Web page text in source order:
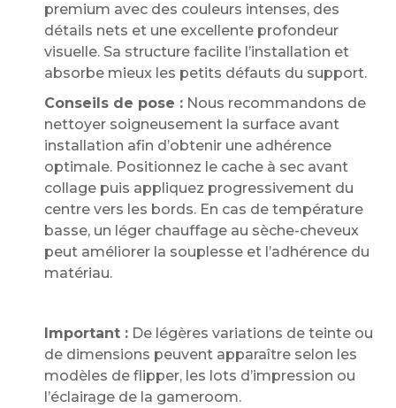
premium avec des couleurs intenses, des
détails nets et une excellente profondeur
visuelle. Sa structure facilite l’installation et
absorbe mieux les petits défauts du support.
Conseils de pose : Nous recommandons de
nettoyer soigneusement la surface avant
installation afin d’obtenir une adhérence
optimale. Positionnez le cache à sec avant
collage puis appliquez progressivement du
centre vers les bords. En cas de température
basse, un léger chauffage au sèche-cheveux
peut améliorer la souplesse et l’adhérence du
matériau.
Important : De légères variations de teinte ou
de dimensions peuvent apparaître selon les
modèles de flipper, les lots d’impression ou
l’éclairage de la gameroom.